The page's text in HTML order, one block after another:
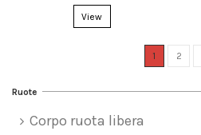
View
1 2
Ruote
Corpo ruota libera